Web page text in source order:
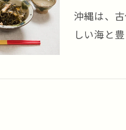
沖縄は、
しい海と